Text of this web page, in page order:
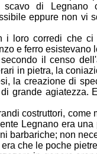
scavo di Legnano
eppure non vi
i loro corredi che ci
e ferro esistevano
secondo ilcenso
in pietra, la
la creazione di
grande agiatezza.
costruttori, come
Legnano era
barbariche; non
che le poche